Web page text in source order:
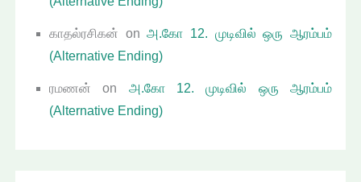
காதல்ரசிகன் onஅ.கோ 12. முடிவில் ஒரு ஆரம்பம்
(Alternative Ending)
ரமணன் on அ.கோ 12. முடிவில் ஒரு ஆரம்பம்
(Alternative Ending)